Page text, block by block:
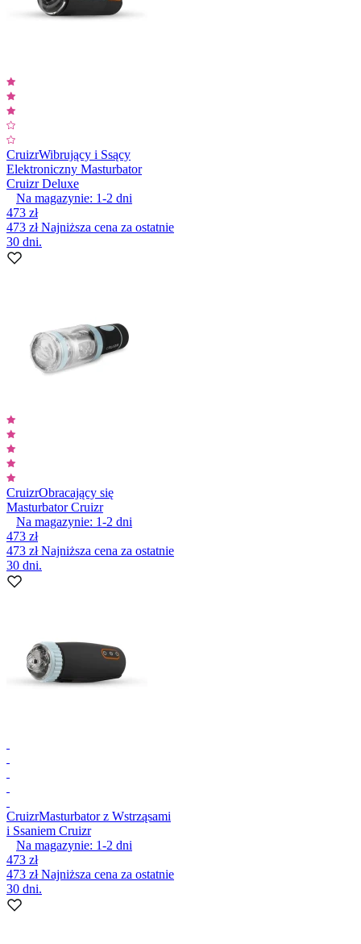
CruizrWibrujący i Ssący
Elektroniczny Masturbator
Cruizr Deluxe
Na magazynie: 1-2 dni
473 zł
473 złNajniższa cena za ostatnie
30 dni.
CruizrObracający się
Masturbator Cruizr
Na magazynie: 1-2 dni
473 zł
473 złNajniższa cena za ostatnie
30 dni.
CruizrMasturbator z Wstrząsami
i Ssaniem Cruizr
Na magazynie: 1-2 dni
473 zł
473 złNajniższa cena za ostatnie
30 dni.